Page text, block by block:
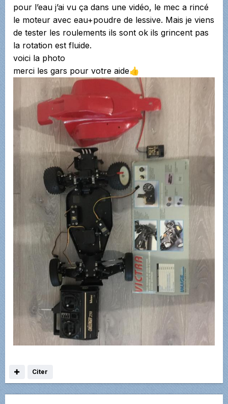
pour l’eau j’ai vu ça dans une vidéo, le mec a rincé
le moteur avec eau+poudre de lessive. Mais je viens
de tester les roulements ils sont ok ils grincent pas
la rotation est fluide.
voici la photo
merci les gars pour votre aide👍
Citer